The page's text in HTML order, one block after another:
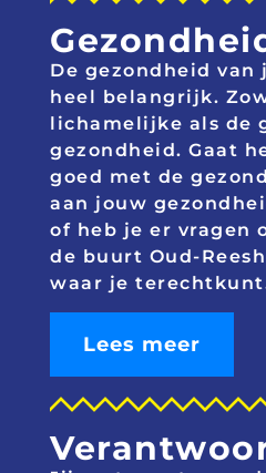
De gezondheid van
heel belangrijk.
lichamelijke als de
gezondheid. Gaat
goed met de
aan jouw
of heb je er vragen
de buurt Oud-
waar je
Lees meer